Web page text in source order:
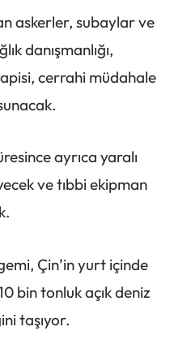
askerler, subaylar ve
danışmanlığı,
cerrahi müdahale
ayrıca yaralı
ve tıbbi ekipman
Çin’in yurt içinde
bin tonluk açık deniz
taşıyor.